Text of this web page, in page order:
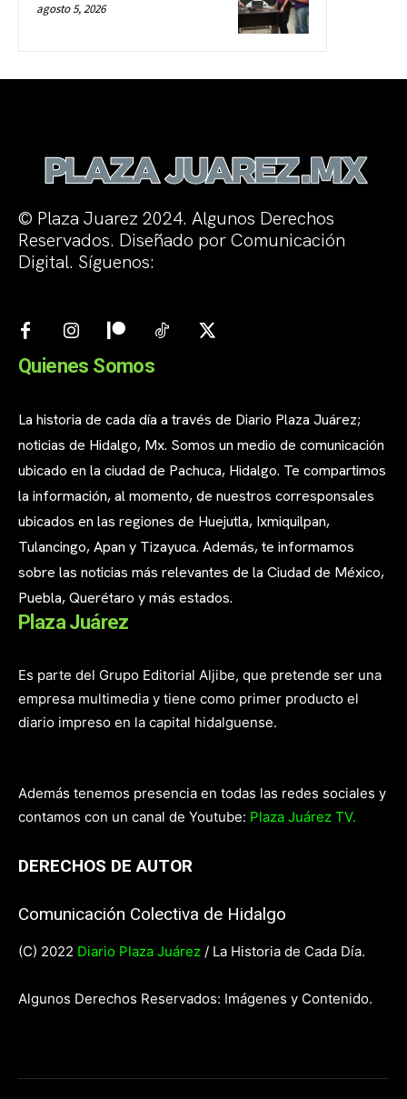
agosto 5, 2026
© Plaza Juarez 2024. Algunos Derechos
Reservados. Diseñado por Comunicación
Digital. Síguenos:
Quienes Somos
La historia de cada día a través de Diario Plaza Juárez;
noticias de Hidalgo, Mx. Somos un medio de comunicación
ubicado en la ciudad de Pachuca, Hidalgo. Te compartimos
la información, al momento, de nuestros corresponsales
ubicados en las regiones de Huejutla, Ixmiquilpan,
Tulancingo, Apan y Tizayuca. Además, te informamos
sobre las noticias más relevantes de la Ciudad de México,
Puebla, Querétaro y más estados.
Plaza Juárez
Es parte del Grupo Editorial Aljibe, que pretende ser una
empresa multimedia y tiene como primer producto el
diario impreso en la capital hidalguense.
Además tenemos presencia en todas las redes sociales y
contamos con un canal de Youtube: Plaza Juárez TV.
DERECHOS DE AUTOR
Comunicación Colectiva de Hidalgo
(C) 2022 Diario Plaza Juárez / La Historia de Cada Día.
Algunos Derechos Reservados: Imágenes y Contenido.